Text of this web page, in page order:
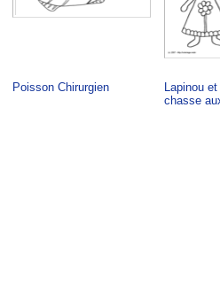
Poisson Chirurgien
Lapinou
chasse